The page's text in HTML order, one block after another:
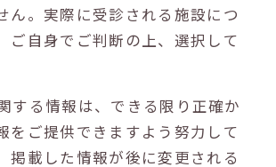
ん。実際に受診される施設につ
ご自身でご判断の上、選択して
する情報は、できる限り正確か
をご提供できますよう努力して
掲載した情報が後に変更される